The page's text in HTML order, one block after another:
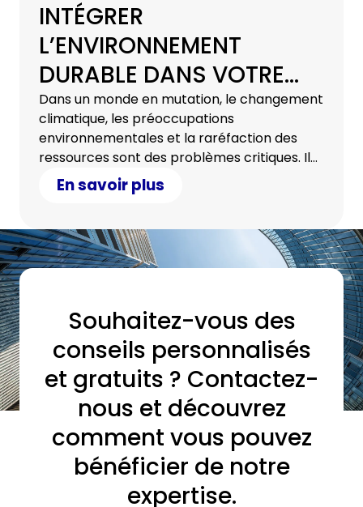
INTÉGRER
L’ENVIRONNEMENT
DURABLE DANS VOTRE
STRATÉGIE
INFORMATIQUE
Dans un monde en mutation, le changement
climatique, les préoccupations
environnementales et la raréfaction des
ressources sont des problèmes critiques. Il
est de notre responsabilité collective de
travailler en faveur d’un environnement
stratégie informatique peut y contribuer.
En savoir plus
Souhaitez-vous des
conseils personnalisés
et gratuits ? Contactez-
nous et découvrez
comment vous pouvez
bénéficier de notre
expertise.